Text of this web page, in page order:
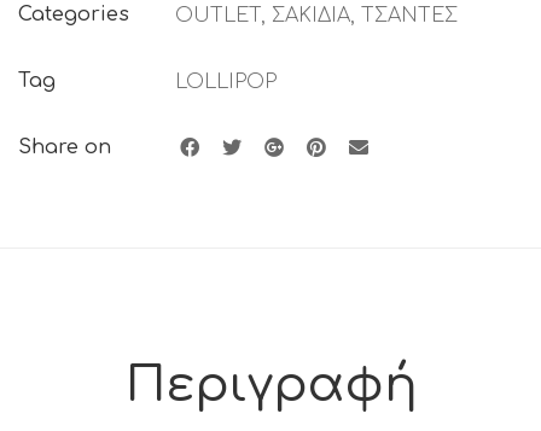
Categories OUTLET ΣΑΚΙΔΙΑ ΤΣΑΝΤΕΣ
Tag LOLLIPOP
Share on
Περιγραφή